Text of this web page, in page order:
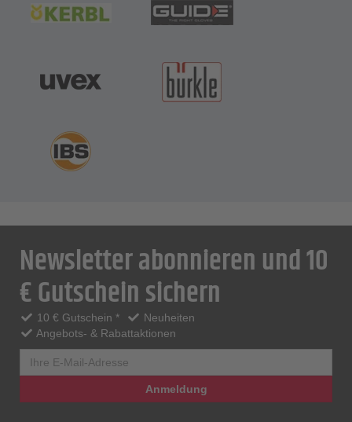
Newsletter abonnieren und 10
€ Gutschein sichern
10 € Gutschein *
Neuheiten
Angebots- & Rabattaktionen
Anmeldung